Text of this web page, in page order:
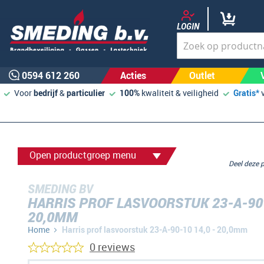
LOGIN
0594 612 260 Acties Outlet
Voorbedrijf&particulier 100% kwaliteit & veiligheid Gratis*
Open productgroep menu
SMEDING BV
HARRIS PROF LASVOORSTUK 23-A-
20,0MM
Home Harris prof lasvoorstuk 23-A-90-10 14,0 - 20,0mm
Deel
0 reviews